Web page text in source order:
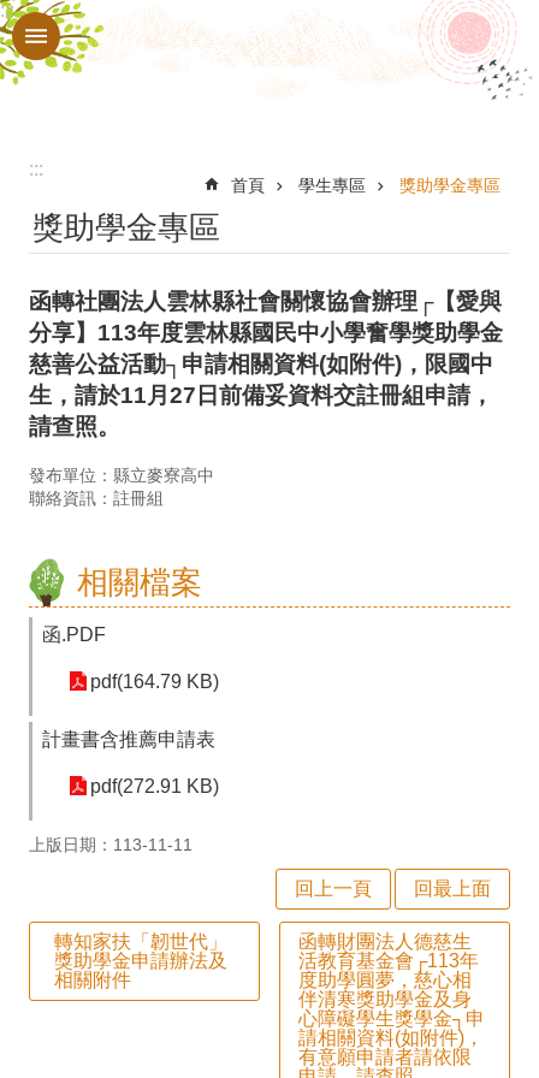
跳到主要內容區塊
進
認
校
行
政
處
室
專
生
填
系
:::
:::
首頁 學生專區 獎助學金專區
獎助學金專區
函轉社團法人雲林縣社會關懷協會辦理┌【愛與
分享】113年度雲林縣國民中小學奮學獎助學金
慈善公益活動┐申請相關資料(如附件)，限國中
生，請於11月27日前備妥資料交註冊組申請，
請查照。
發布單位：縣立麥寮高中
聯絡資訊：註冊組
相關檔案
函.PDF
pdf(164.79 KB)
計畫書含推薦申請表
pdf(272.91 KB)
上版日期：113-11-11
回上一頁 回最上面
轉知家扶「韌世代」
獎助學金申請辦法及
相關附件
函轉財團法人德慈生
活教育基金會┌113年
度助學圓夢，慈心相
伴清寒獎助學金及身
心障礙學生獎學金┐申
請相關資料(如附件)，
有意願申請者請依限